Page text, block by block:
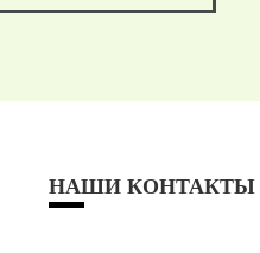
НАШИ КОНТАКТЫ